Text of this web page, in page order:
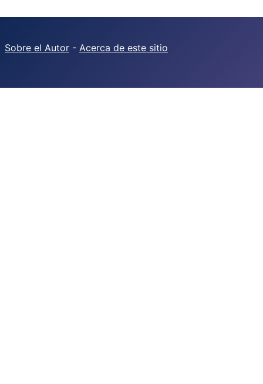
Sobre el Autor - Acerca de este sitio